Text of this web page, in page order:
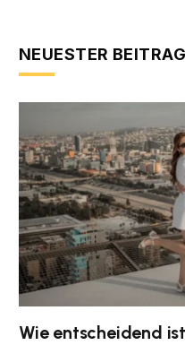
NEUESTER BEITRAG
Wie entscheidend